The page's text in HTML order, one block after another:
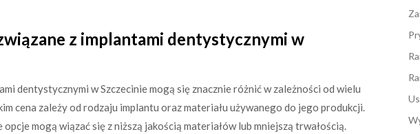
z implantami dentystycznymi w
dentystycznymi w Szczecinie mogą się znacznie różnić w zależności od wielu
cena zależy od rodzaju implantu oraz materiału używanego do jego produkcji.
mogą wiązać się z niższą jakością materiałów lub mniejszą trwałością.